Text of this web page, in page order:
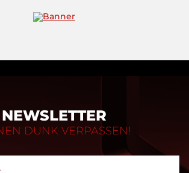
NEWSLETTER
DUNK VERPASSEN!